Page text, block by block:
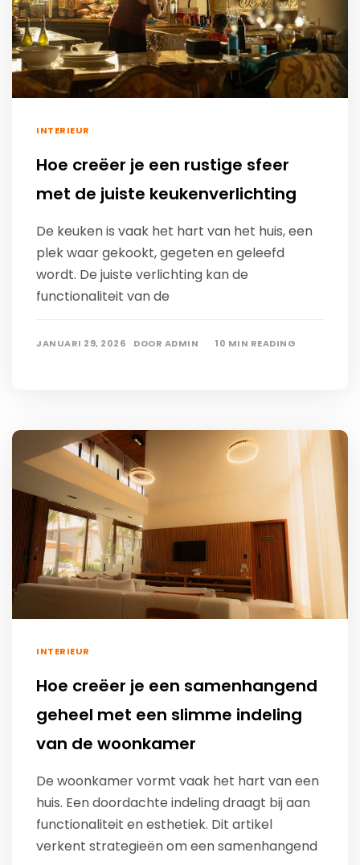
INTERIEUR
Hoe creëer je een rustige sfeer
met de juiste keukenverlichting
De keuken is vaak het hart van het huis, een
plek waar gekookt, gegeten en geleefd
wordt. De juiste verlichting kan de
functionaliteit van de
JANUARI 29, 2026 DOOR ADMIN 10 MIN READING
INTERIEUR
Hoe creëer je een samenhangend
geheel met een slimme indeling
van de woonkamer
De woonkamer vormt vaak het hart van een
huis. Een doordachte indeling draagt bij aan
functionaliteit en esthetiek. Dit artikel
verkent strategieën om een samenhangend